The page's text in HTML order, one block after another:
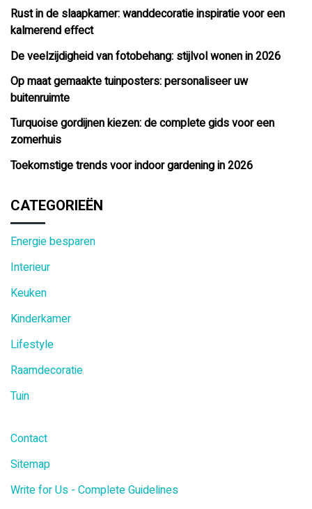
Rust in de slaapkamer: wanddecoratie inspiratie voor een
kalmerend effect
De veelzijdigheid van fotobehang: stijlvol wonen in 2026
Op maat gemaakte tuinposters: personaliseer uw
buitenruimte
Turquoise gordijnen kiezen: de complete gids voor een
zomerhuis
Toekomstige trends voor indoor gardening in 2026
CATEGORIEËN
Energie besparen
Interieur
Keuken
Kinderkamer
Lifestyle
Raamdecoratie
Tuin
Contact
Sitemap
Write for Us - Complete Guidelines